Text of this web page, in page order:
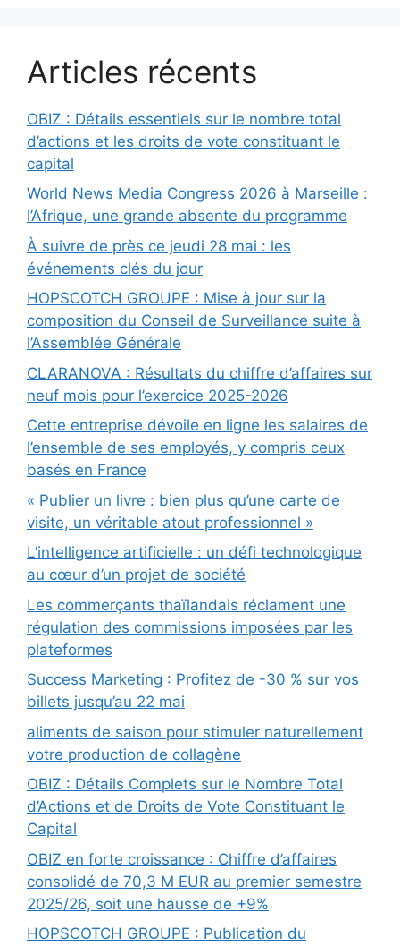
Articles récents
OBIZ : Détails essentiels sur le nombre total
d’actions et les droits de vote constituant le
capital
World News Media Congress 2026 à Marseille :
l’Afrique, une grande absente du programme
À suivre de près ce jeudi 28 mai : les
événements clés du jour
HOPSCOTCH GROUPE : Mise à jour sur la
composition du Conseil de Surveillance suite à
l’Assemblée Générale
CLARANOVA : Résultats du chiffre d’affaires sur
neuf mois pour l’exercice 2025-2026
Cette entreprise dévoile en ligne les salaires de
l’ensemble de ses employés, y compris ceux
basés en France
« Publier un livre : bien plus qu’une carte de
visite, un véritable atout professionnel »
L’intelligence artificielle : un défi technologique
au cœur d’un projet de société
Les commerçants thaïlandais réclament une
régulation des commissions imposées par les
plateformes
Success Marketing : Profitez de -30 % sur vos
billets jusqu’au 22 mai
aliments de saison pour stimuler naturellement
votre production de collagène
OBIZ : Détails Complets sur le Nombre Total
d’Actions et de Droits de Vote Constituant le
Capital
OBIZ en forte croissance : Chiffre d’affaires
consolidé de 70,3 M EUR au premier semestre
2025/26, soit une hausse de +9%
HOPSCOTCH GROUPE : Publication du